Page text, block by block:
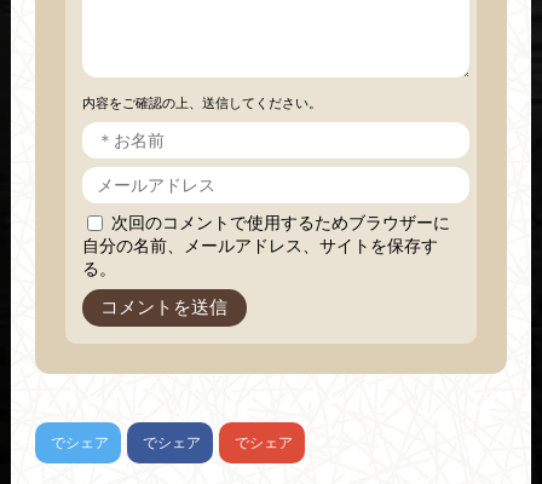
内容をご確認の上、送信してください。
次回のコメントで使用するためブラウザーに
自分の名前、メールアドレス、サイトを保存す
る。
でシェア でシェア でシェア